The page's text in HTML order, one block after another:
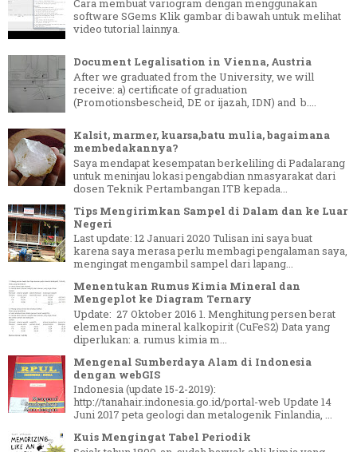
software SGems Klik gambar di bawah untuk melihat
video tutorial lainnya.
Document Legalisation in Vienna, Austria
After we graduated from the University, we will
receive: a) certificate of graduation
(Promotionsbescheid, DE or ijazah, IDN) and b....
Kalsit, marmer, kuarsa,batu mulia, bagaimana
membedakannya?
Saya mendapat kesempatan berkeliling di Padalarang
untuk meninjau lokasi pengabdian nmasyarakat dari
dosen Teknik Pertambangan ITB kepada...
Tips Mengirimkan Sampel di Dalam dan ke Luar
Negeri
Last update: 12 Januari 2020 Tulisan ini saya buat
karena saya merasa perlu membagi pengalaman saya,
mengingat mengambil sampel dari lapang...
Menentukan Rumus Kimia Mineral dan
Mengeplot ke Diagram Ternary
Update: 27 Oktober 2016 1. Menghitung persen berat
elemen pada mineral kalkopirit (CuFeS2) Data yang
diperlukan: a. rumus kimia m...
Mengenal Sumberdaya Alam di Indonesia
dengan webGIS
Indonesia (update 15-2-2019):
http://tanahair.indonesia.go.id/portal-web Update 14
Juni 2017 peta geologi dan metalogenik Finlandia, ...
Kuis Mengingat Tabel Periodik